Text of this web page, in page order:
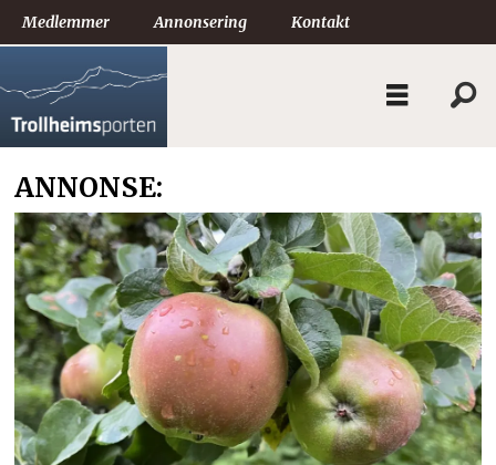
Medlemmer Annonsering Kontakt
ANNONSE: